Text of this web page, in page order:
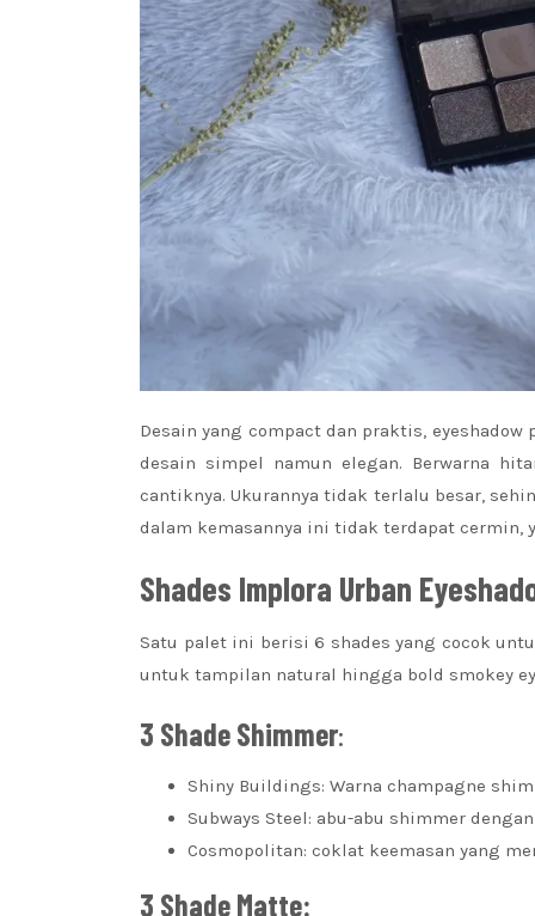
Desain yang compact dan praktis,
desain simpel namun elegan. Berwarna
cantiknya. Ukurannya tidak terlalu besar,
dalam kemasannya ini tidak terdapat cermin,
Shades Implora Urban
Satu palet ini berisi 6 shades yang cocok
untuk tampilan natural hingga bold smokey
3 Shade Shimmer:
Shiny Buildings: Warna champagne
Subways Steel: abu-abu shimmer
Cosmopolitan: coklat keemasan yang
3 Shade Matte: